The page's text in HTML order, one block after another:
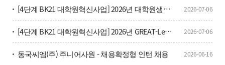
[4단계 BK21 대학원혁신사업] 2026년 대학원생 융합연구 프로그램 신청안내(기간연장) 2026-07-06
[4단계 BK21 대학원혁신사업] 2026년 GREAT-Leap 프로젝트 신청안내 2026-07-06
동국씨엠(주) 주니어사원 - 채용확정형 인턴 채용 2026-06-16